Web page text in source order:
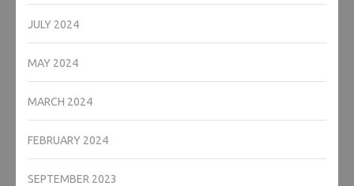
JULY 2024
MAY 2024
MARCH 2024
FEBRUARY 2024
SEPTEMBER 2023